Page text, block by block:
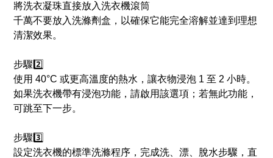
將洗衣凝珠直接放入洗衣機滾筒
千萬不要放入洗滌劑盒，以確保它能完全溶解並達到理想
清潔效果。
步驟2️⃣
使用 40°C 或更高溫度的熱水，讓衣物浸泡 1 至 2 小時。
如果洗衣機帶有浸泡功能，請啟用該選項；若無此功能，
可跳至下一步。
步驟3️⃣
設定洗衣機的標準洗滌程序，完成洗、漂、脫水步驟，直